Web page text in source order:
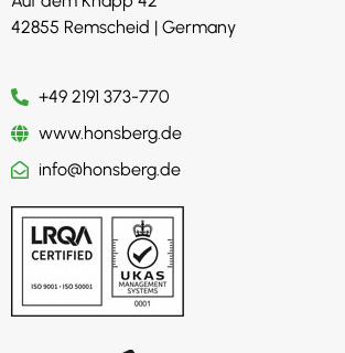
42855 Remscheid | Germany
+49 2191 373-770
www.honsberg.de
info@honsberg.de